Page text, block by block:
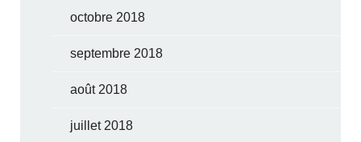
octobre 2018
septembre 2018
août 2018
juillet 2018